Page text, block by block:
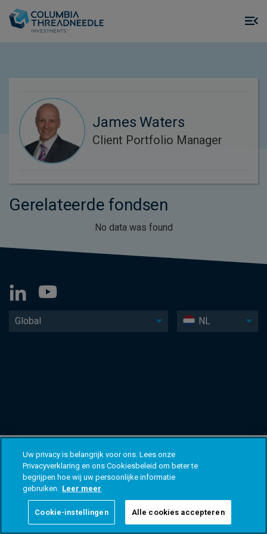
James Waters
Client Portfolio Manager
Gerelateerde fondsen
No data was found
Global NL
Uw privacy is belangrijk voor ons. Lees onze
Privacyverklaring en ons Cookiesbeleid om beter te
begrijpen hoe wij uw persoonlijke informatie
gebruiken. Leer meer
Cookie-instellingen Alle cookies accepteren